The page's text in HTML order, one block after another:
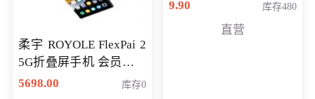
柔宇 ROYOLE FlexPai 2
5G折叠屏手机 会员专享
购买价格 4998元
5698.00 库存0
9.90
库存480
直营